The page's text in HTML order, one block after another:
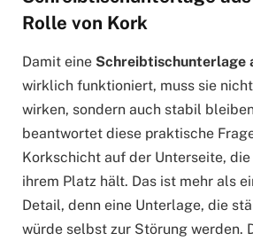
Rolle von Kork
Damit eine Schreibtischunterlage
wirklich funktioniert, muss sie
wirken, sondern auch stabil
beantwortet diese praktische
Korkschicht auf der Unterseite,
ihrem Platz hält. Das ist mehr als
Detail, denn eine Unterlage, die
würde selbst zur Störung werden.